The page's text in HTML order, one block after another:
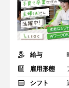
給与
雇用形態
シフト